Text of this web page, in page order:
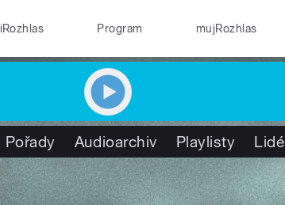
iRozhlas Program mujRozhlas
Pořady Audioarchiv Playlisty Lidé